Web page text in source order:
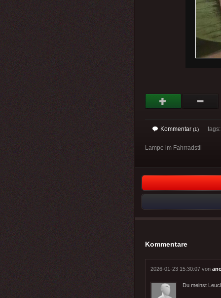
Kommentar (1) tags:
Lampe im Fahrradstil
Kommentare
2026-01-23 15:30:07 von
Du meinst